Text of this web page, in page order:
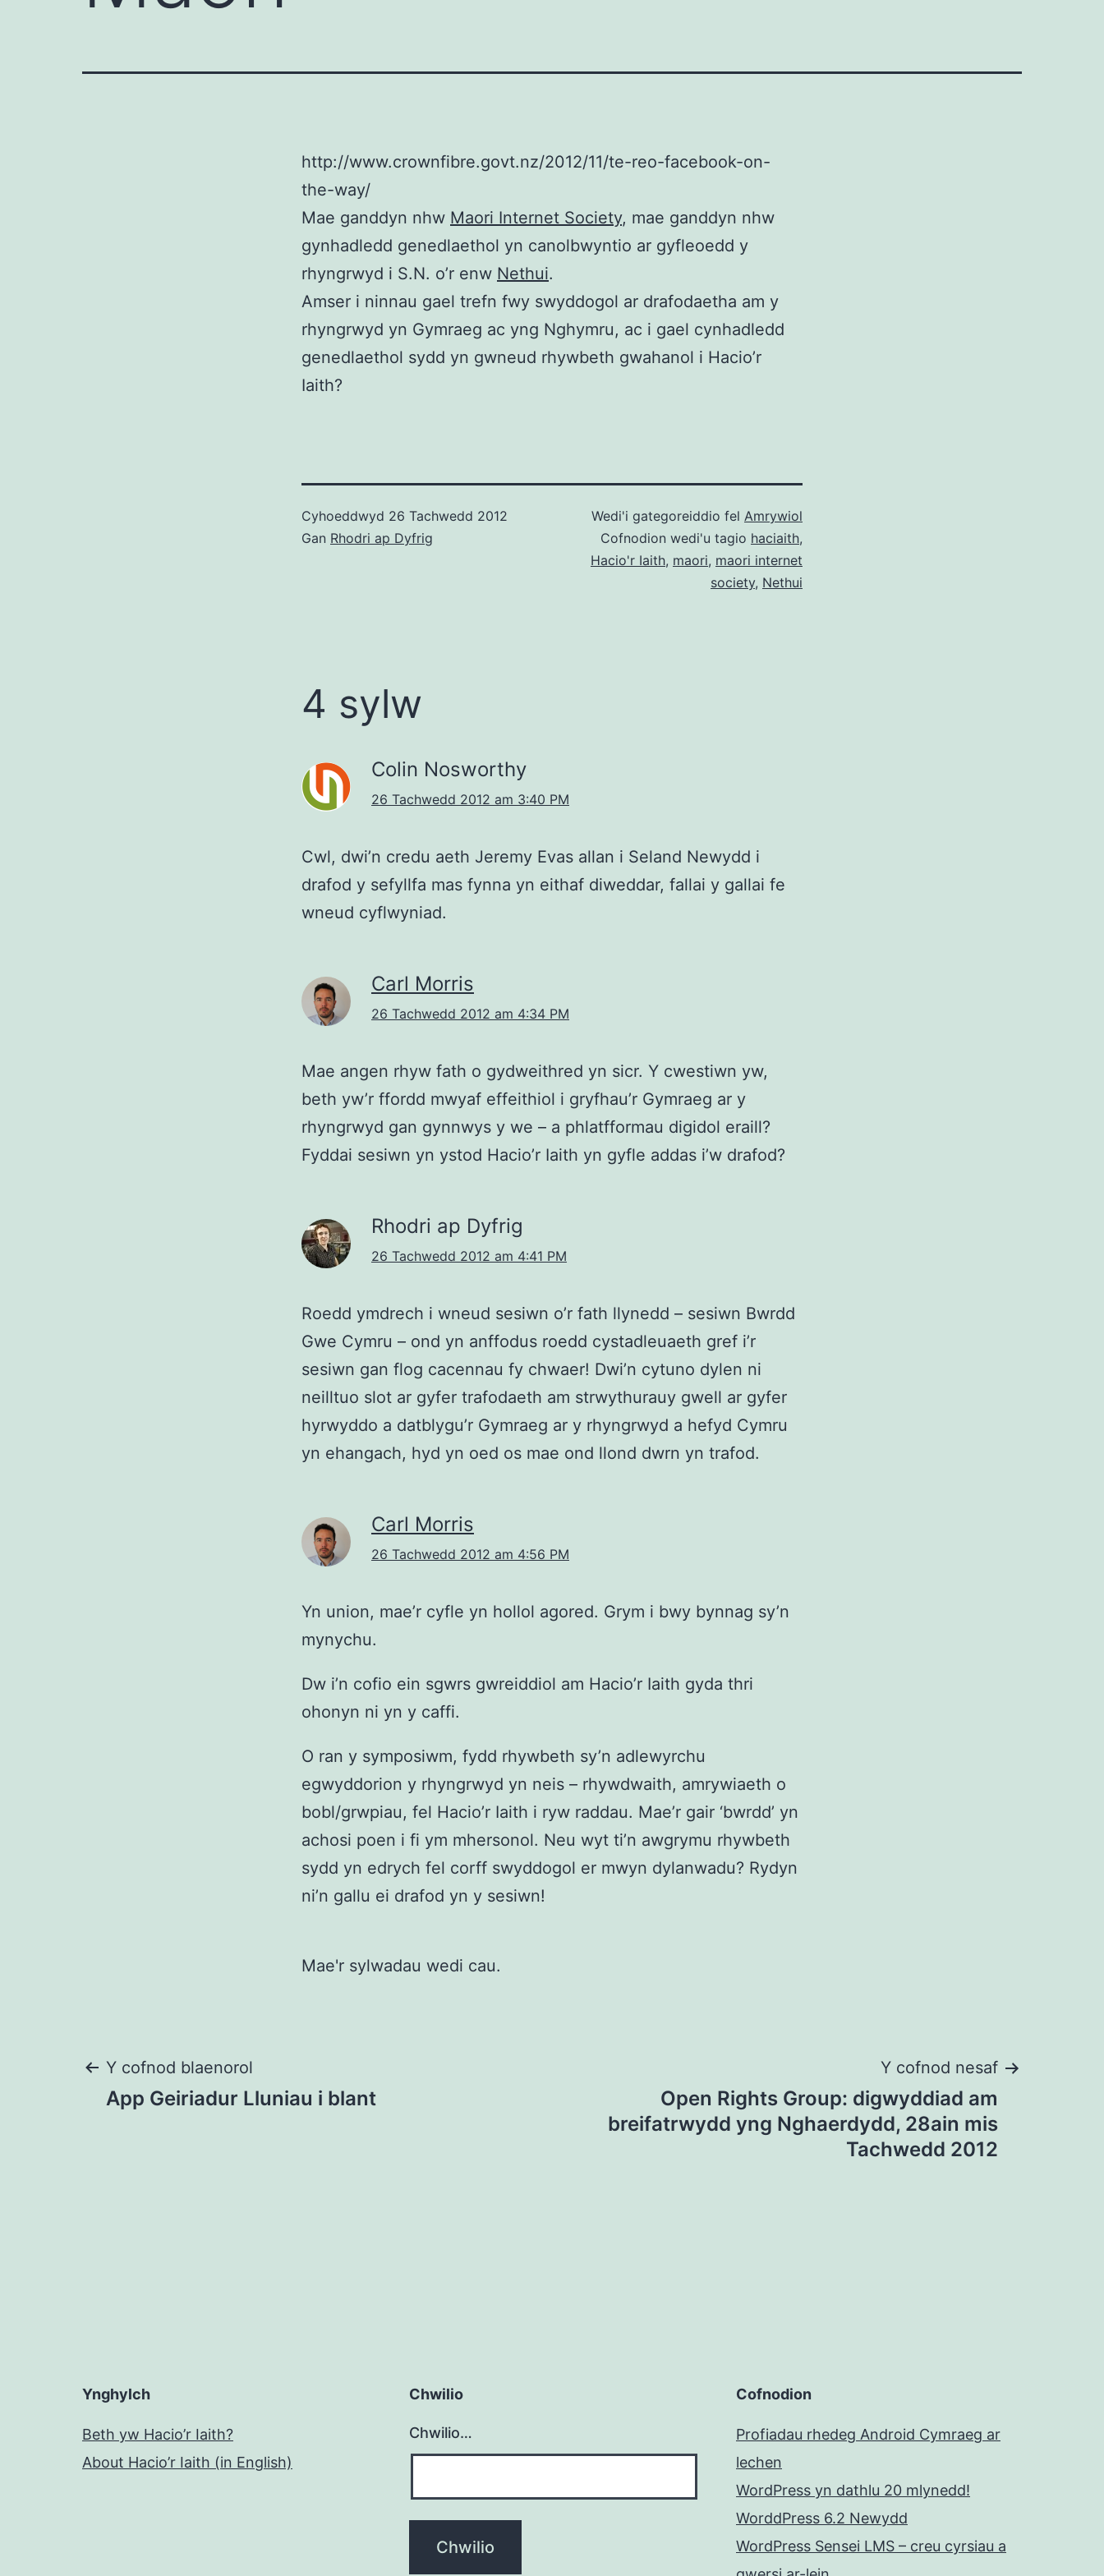
http://www.crownfibre.govt.nz/2012/11/te-reo-facebook-on-
the-way/
Mae ganddyn nhw Maori Internet Society, mae ganddyn nhw
gynhadledd genedlaethol yn canolbwyntio ar gyfleoedd y
rhyngrwyd i S.N. o’r enw Nethui.
Amser i ninnau gael trefn fwy swyddogol ar drafodaetha am y
rhyngrwyd yn Gymraeg ac yng Nghymru, ac i gael cynhadledd
genedlaethol sydd yn gwneud rhywbeth gwahanol i Hacio’r
Iaith?
Cyhoeddwyd 26 Tachwedd 2012
Gan Rhodri ap Dyfrig
Wedi'i gategoreiddio fel Amrywiol
Cofnodion wedi'u tagio haciaith,
Hacio'r Iaith, maori, maori internet
society, Nethui
4 sylw
Colin Nosworthy
26 Tachwedd 2012 am 3:40 PM
Cwl, dwi’n credu aeth Jeremy Evas allan i Seland Newydd i
drafod y sefyllfa mas fynna yn eithaf diweddar, fallai y gallai fe
wneud cyflwyniad.
Carl Morris
26 Tachwedd 2012 am 4:34 PM
Mae angen rhyw fath o gydweithred yn sicr. Y cwestiwn yw,
beth yw’r ffordd mwyaf effeithiol i gryfhau’r Gymraeg ar y
rhyngrwyd gan gynnwys y we – a phlatfformau digidol eraill?
Fyddai sesiwn yn ystod Hacio’r Iaith yn gyfle addas i’w drafod?
Rhodri ap Dyfrig
26 Tachwedd 2012 am 4:41 PM
Roedd ymdrech i wneud sesiwn o’r fath llynedd – sesiwn Bwrdd
Gwe Cymru – ond yn anffodus roedd cystadleuaeth gref i’r
sesiwn gan flog cacennau fy chwaer! Dwi’n cytuno dylen ni
neilltuo slot ar gyfer trafodaeth am strwythurauy gwell ar gyfer
hyrwyddo a datblygu’r Gymraeg ar y rhyngrwyd a hefyd Cymru
yn ehangach, hyd yn oed os mae ond llond dwrn yn trafod.
Carl Morris
26 Tachwedd 2012 am 4:56 PM
Yn union, mae’r cyfle yn hollol agored. Grym i bwy bynnag sy’n
mynychu.
Dw i’n cofio ein sgwrs gwreiddiol am Hacio’r Iaith gyda thri
ohonyn ni yn y caffi.
O ran y symposiwm, fydd rhywbeth sy’n adlewyrchu
egwyddorion y rhyngrwyd yn neis – rhywdwaith, amrywiaeth o
bobl/grwpiau, fel Hacio’r Iaith i ryw raddau. Mae’r gair ‘bwrdd’ yn
achosi poen i fi ym mhersonol. Neu wyt ti’n awgrymu rhywbeth
sydd yn edrych fel corff swyddogol er mwyn dylanwadu? Rydyn
ni’n gallu ei drafod yn y sesiwn!
Mae'r sylwadau wedi cau.
Llywio
Y cofnod blaenorol
App Geiriadur Lluniau i blant
Y cofnod nesaf
Open Rights Group: digwyddiad am
breifatrwydd yng Nghaerdydd, 28ain mis
Tachwedd 2012
Ynghylch
Beth yw Hacio’r Iaith?
About Hacio’r Iaith (in English)
Chwilio
Chwilio…
Cofnodion
Profiadau rhedeg Android Cymraeg ar
lechen
WordPress yn dathlu 20 mlynedd!
WorddPress 6.2 Newydd
WordPress Sensei LMS – creu cyrsiau a